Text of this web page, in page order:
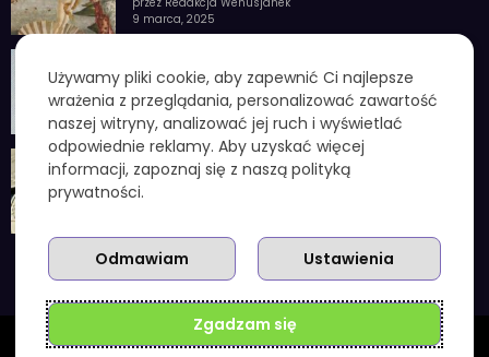
9 marca, 2025
cechy osobowości
przez Redakcja Wenusjanek
4 lutego, 2025
1 kuna ile to zł – aktualny przelicznik, koniec
chorwackiej waluty i praktyczne wskazówki
przez Redakcja Wenusjanek
Wenusjanki.com.pl | Powered By
Używamy pliki cookie, aby zapewnić Ci najlepsze
wrażenia z przeglądania, personalizować zawartość
naszej witryny, analizować jej ruch i wyświetlać
odpowiednie reklamy. Aby uzyskać więcej
informacji, zapoznaj się z naszą polityką
prywatności.
Zgadzam się
Ustawienia
Odmawiam